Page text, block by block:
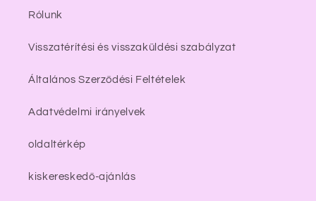
Rólunk
Visszatérítési és visszaküldési szabályzat
Általános Szerződési Feltételek
Adatvédelmi irányelvek
oldaltérkép
kiskereskedő-ajánlás